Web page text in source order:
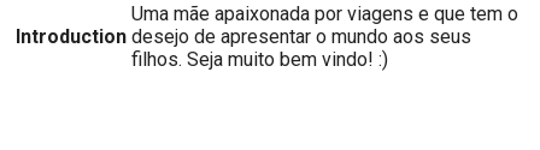
Introduction
Uma mãe apaixonada por viagens e que tem o
desejo de apresentar o mundo aos seus
filhos. Seja muito bem vindo! :)